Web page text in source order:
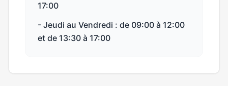
17:00
- Jeudi au Vendredi : de 09:00 à 12:00
et de 13:30 à 17:00